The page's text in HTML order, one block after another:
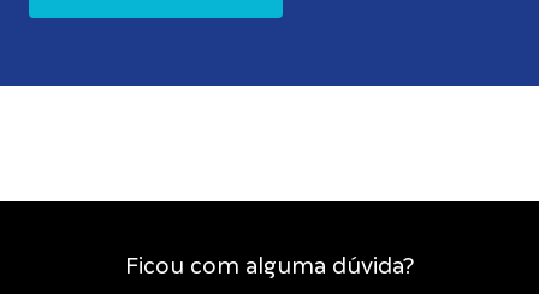
Ficou com alguma dúvida?